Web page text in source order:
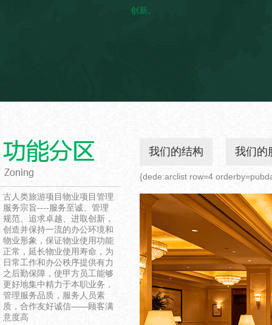
创新。
古人类旅游项目物业项目管理
服务宗旨----服务至诚、管理
规范、追求卓越、进取创新，
创造并保持一流的办公环境和
物业形象，保证物业使用功能
正常，延长物业使用寿命，为
日常工作和办公秩序提供有力
之后勤保障，使甲方员工能够
更好地集中精力于本职业务，
管理服务品质，服务人员素
质，合作友好诚信——顾客满
意度高
我们的结构 我们的
{dede:arclist row=4